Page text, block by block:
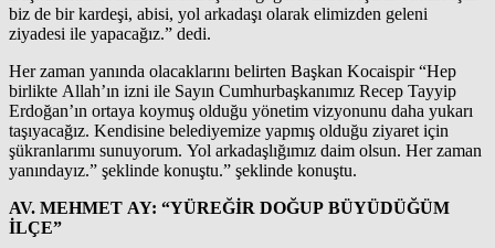
biz de bir kardeşi, abisi, yol arkadaşı olarak elimizden geleni
ziyadesi ile yapacağız.” dedi.
Her zaman yanında olacaklarını belirten Başkan Kocaispir “Hep
birlikte Allah’ın izni ile Sayın Cumhurbaşkanımız Recep Tayyip
Erdoğan’ın ortaya koymuş olduğu yönetim vizyonunu daha yukarı
taşıyacağız. Kendisine belediyemize yapmış olduğu ziyaret için
şükranlarımı sunuyorum. Yol arkadaşlığımız daim olsun. Her zaman
yanındayız.” şeklinde konuştu.” şeklinde konuştu.
AV. MEHMET AY: “YÜREĞİR DOĞUP BÜYÜDÜĞÜM
İLÇE”